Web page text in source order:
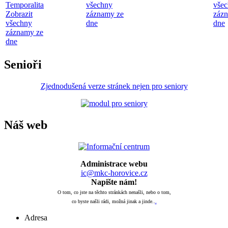
Temporalita
Zobrazit
všechny
záznamy ze
dne
všechny
záznamy ze
dne
dne
Senioři
Zjednodušená verze stránek nejen pro seniory
Náš web
Administrace webu
ic@mkc-horovice.cz
Napište nám!
O tom, co jste na těchto stránkách nenašli, nebo o tom,
co byste našli rádi, možná jinak a jinde..
Adresa